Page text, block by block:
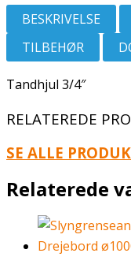
BESKRIVELSE
TILBEHØR
Tandhjul 3/4″
RELATEREDE
SE ALLE
Relaterede